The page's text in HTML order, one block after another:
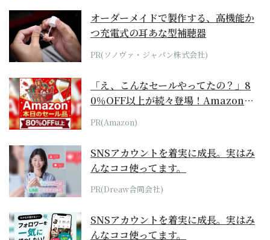
オーダーメイドで製作する、高機能か
つ充電式の耳あな型補聴器
PR(ソノヴァ・ジャパン株式会社)
「え、こんなセールやってたの？」8
0％OFF以上が続々登場！Amazonの
本気が...
PR(Amazon)
SNSアカウントを着実に成長。実はみ
んなココ使ってます。
PR(Dreaw合同会社)
SNSアカウントを着実に成長。実はみ
んなココ使ってます。